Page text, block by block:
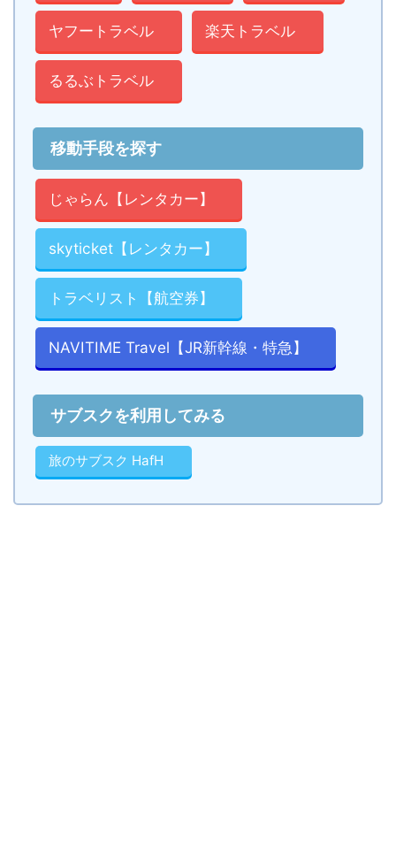
ヤフートラベル 楽天トラベル
るるぶトラベル
移動手段を探す
じゃらん【レンタカー】
skyticket【レンタカー】
トラベリスト【航空券】
NAVITIME Travel【JR新幹線・特急】
サブスクを利用してみる
旅のサブスク HafH